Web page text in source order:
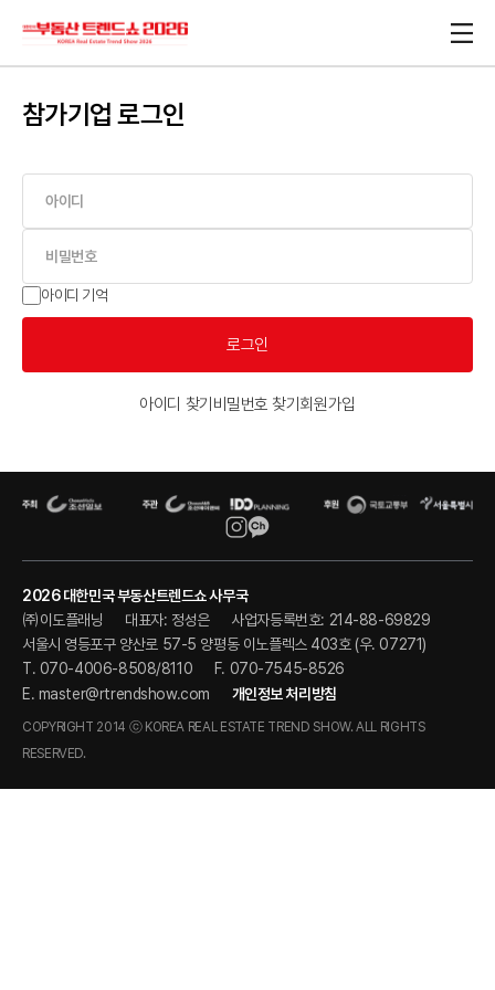
참가기업 로그인
아이디 기억
로그인
아이디 찾기 비밀번호 찾기 회원가입
2026 대한민국 부동산트렌드쇼 사무국
㈜이도플래닝
대표자: 정성은
사업자등록번호: 214-88-69829
서울시 영등포구 양산로 57-5 양평동 이노플렉스 403호 (우. 07271)
T. 070-4006-8508/8110
F. 070-7545-8526
E. master@rtrendshow.com 개인정보 처리방침
COPYRIGHT 2014 ⓒ KOREA REAL ESTATE TREND SHOW. ALL RIGHTS
RESERVED.